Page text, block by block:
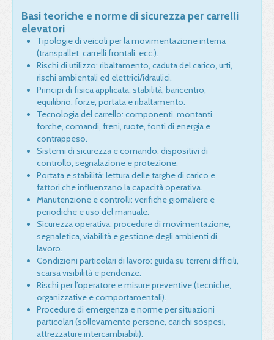
Basi teoriche e norme di sicurezza per carrelli
elevatori
Tipologie di veicoli per la movimentazione interna
(transpallet, carrelli frontali, ecc.).
Rischi di utilizzo: ribaltamento, caduta del carico, urti,
rischi ambientali ed elettrici/idraulici.
Principi di fisica applicata: stabilità, baricentro,
equilibrio, forze, portata e ribaltamento.
Tecnologia del carrello: componenti, montanti,
forche, comandi, freni, ruote, fonti di energia e
contrappeso.
Sistemi di sicurezza e comando: dispositivi di
controllo, segnalazione e protezione.
Portata e stabilità: lettura delle targhe di carico e
fattori che influenzano la capacità operativa.
Manutenzione e controlli: verifiche giornaliere e
periodiche e uso del manuale.
Sicurezza operativa: procedure di movimentazione,
segnaletica, viabilità e gestione degli ambienti di
lavoro.
Condizioni particolari di lavoro: guida su terreni difficili,
scarsa visibilità e pendenze.
Rischi per l’operatore e misure preventive (tecniche,
organizzative e comportamentali).
Procedure di emergenza e norme per situazioni
particolari (sollevamento persone, carichi sospesi,
attrezzature intercambiabili).